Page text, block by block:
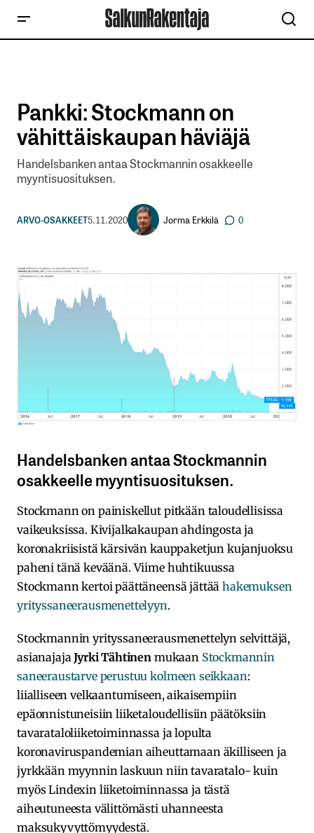
Pankki: Stockmann on
vähittäiskaupan häviäjä
Handelsbanken antaa Stockmannin osakkeelle
myyntisuosituksen.
ARVO-OSAKKEET5.11.2020 Jorma Erkkilä 0
Handelsbanken antaa Stockmannin
osakkeelle myyntisuosituksen.
Stockmann on painiskellut pitkään taloudellisissa
vaikeuksissa. Kivijalkakaupan ahdingosta ja
koronakriisistä kärsivän kauppaketjun kujanjuoksu
paheni tänä keväänä. Viime huhtikuussa
Stockmann kertoi päättäneensä jättäähakemuksen
yrityssaneerausmenettelyyn.
Stockmannin yrityssaneerausmenettelyn selvittäjä,
asianajajaJyrki Tähtinen mukaan Stockmannin
saneeraustarve perustuu kolmeen seikkaan:
liialliseen velkaantumiseen, aikaisempiin
epäonnistuneisiin liiketaloudellisiin päätöksiin
tavarataloliiketoiminnassa ja lopulta
koronaviruspandemian aiheuttamaan äkilliseen ja
jyrkkään myynnin laskuun niin tavaratalo- kuin
myös Lindexin liiketoiminnassa ja tästä
aiheutuneesta välittömästi uhanneesta
maksukyvyttömyydestä.